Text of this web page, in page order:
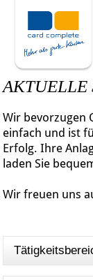
Wie
AKTUELLE
Wir bevorzugen
einfach und ist
Erfolg. Ihre
laden Sie
Wir freuen uns